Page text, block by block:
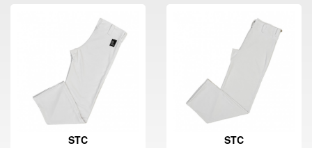
STC STC